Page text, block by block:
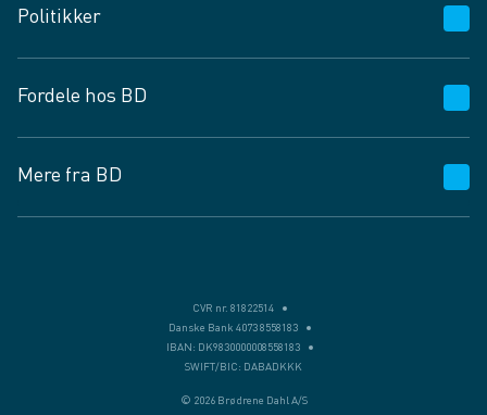
Vagttelefon 30 10 89 89
Spørgsmål og svar
Job og karriere
Fødevarekontrolrapport
Politikker
Privatlivspolitik
Cookies
Vilkår og betingelser
Fordele hos BD
BD app
BD.dk services
Mere fra BD
CVR nr. 81822514
Danske Bank 4073 8558183
IBAN: DK9830000008558183
SWIFT/BIC: DABADKKK
© 2026 Brødrene Dahl A/S